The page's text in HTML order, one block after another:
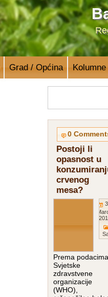
Grad / Općina Kolumne
0
Postoji li
opasnost u
crvenog
mesa?
Prema podacima
Svjetske
zdravstvene
organizacije
(WHO),